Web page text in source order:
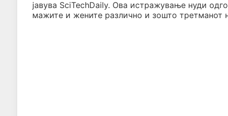
јавува SciTechDaily. Ова истражување нуди
мажите и жените различно и зошто третманот